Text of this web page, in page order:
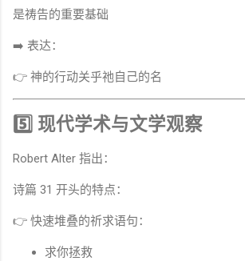
是祷告的重要基础
➡️ 表达：
👉 神的行动关乎祂自己的名
5️⃣ 现代学术与文学观察
Robert Alter 指出：
诗篇 31 开头的特点：
👉 快速堆叠的祈求语句：
求你拯救